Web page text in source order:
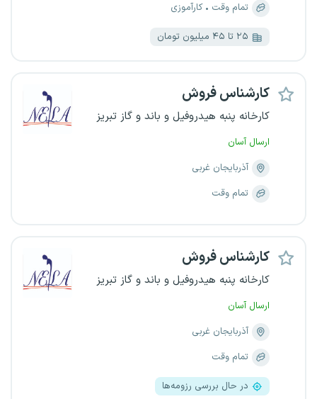
تمام وقت
کارآموزی
۲۵ تا ۴۵ میلیون تومان
کارشناس فروش
کارخانه پنبه هیدروفیل و باند و گاز تبریز
ارسال آسان
آذربایجان غربی
تمام وقت
کارشناس فروش
کارخانه پنبه هیدروفیل و باند و گاز تبریز
ارسال آسان
آذربایجان غربی
تمام وقت
در حال بررسی رزومه‌ها